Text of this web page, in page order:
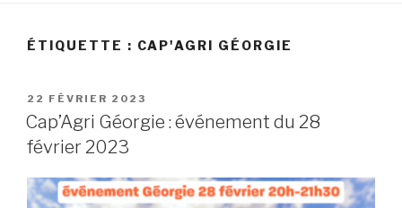
ÉTIQUETTE : CAP'AGRI GÉORGIE
22 FÉVRIER 2023
Cap’Agri Géorgie : événement du 28
février 2023